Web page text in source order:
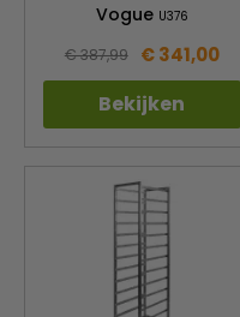
Vogue U376
€ 387,99 € 341,00
Bekijken